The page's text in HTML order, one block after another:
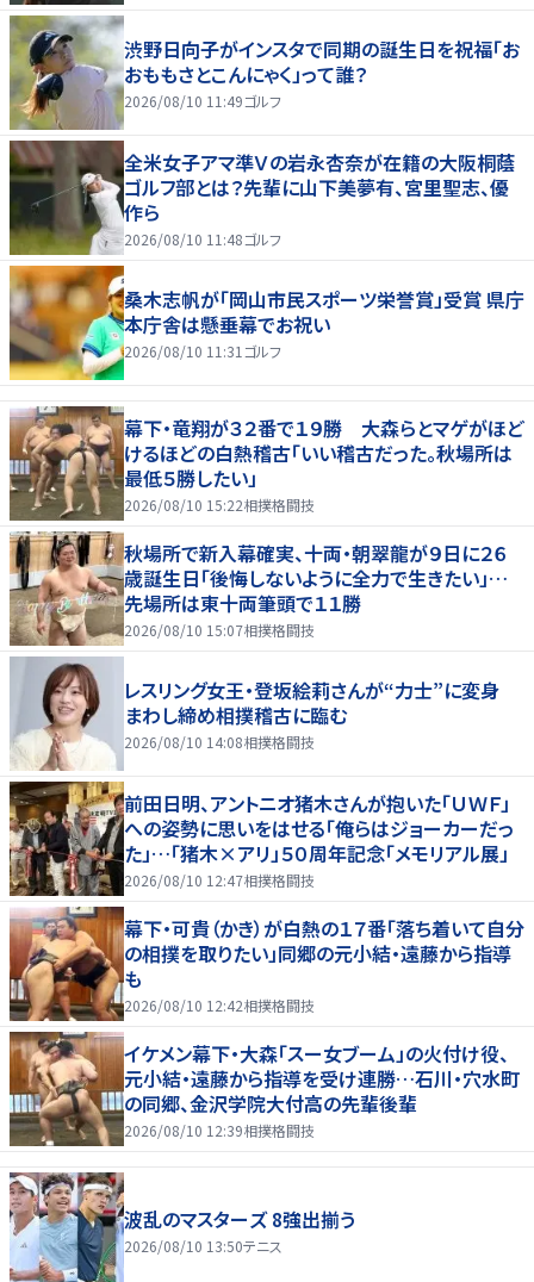
渋野日向子がインスタで同期の誕生日を祝福「お
おももさとこんにゃく」って誰？
2026/08/10 11:49ゴルフ
全米女子アマ準Ｖの岩永杏奈が在籍の大阪桐蔭
ゴルフ部とは？先輩に山下美夢有、宮里聖志、優
作ら
2026/08/10 11:48ゴルフ
桑木志帆が「岡山市民スポーツ栄誉賞」受賞 県庁
本庁舎は懸垂幕でお祝い
2026/08/10 11:31 ゴルフ
幕下・竜翔が３２番で１９勝 大森らとマゲがほど
けるほどの白熱稽古「いい稽古だった。秋場所は
最低５勝したい」
2026/08/10 15:22相撲格闘技
秋場所で新入幕確実、十両・朝翠龍が９日に２６
歳誕生日「後悔しないように全力で生きたい」…
先場所は東十両筆頭で１１勝
2026/08/10 15:07相撲格闘技
レスリング女王・登坂絵莉さんが“力士”に変身
まわし締め相撲稽古に臨む
2026/08/10 14:08相撲格闘技
前田日明、アントニオ猪木さんが抱いた「ＵＷＦ」
への姿勢に思いをはせる「俺らはジョーカーだっ
た」…「猪木×アリ」５０周年記念「メモリアル展」
2026/08/10 12:47相撲格闘技
幕下・可貴（かき）が白熱の１７番「落ち着いて自分
の相撲を取りたい」同郷の元小結・遠藤から指導
も
2026/08/10 12:42相撲格闘技
イケメン幕下・大森「スー女ブーム」の火付け役、
元小結・遠藤から指導を受け連勝…石川・穴水町
の同郷、金沢学院大付高の先輩後輩
2026/08/10 12:39相撲格闘技
波乱のマスターズ 8強出揃う
2026/08/10 13:50テニス